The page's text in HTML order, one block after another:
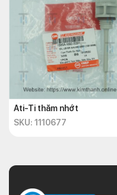
Ati-Ti thăm nhớt
SKU: 1110677